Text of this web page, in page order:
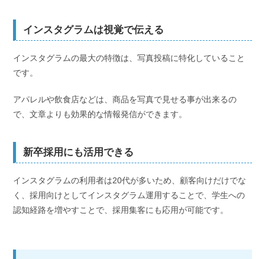
インスタグラムは視覚で伝える
インスタグラムの最大の特徴は、写真投稿に特化していること
です。
アパレルや飲食店などは、商品を写真で見せる事が出来るの
で、文章よりも効果的な情報発信ができます。
新卒採用にも活用できる
インスタグラムの利用者は20代が多いため、顧客向けだけでな
く、採用向けとしてインスタグラム運用することで、学生への
認知経路を増やすことで、採用集客にも応用が可能です。